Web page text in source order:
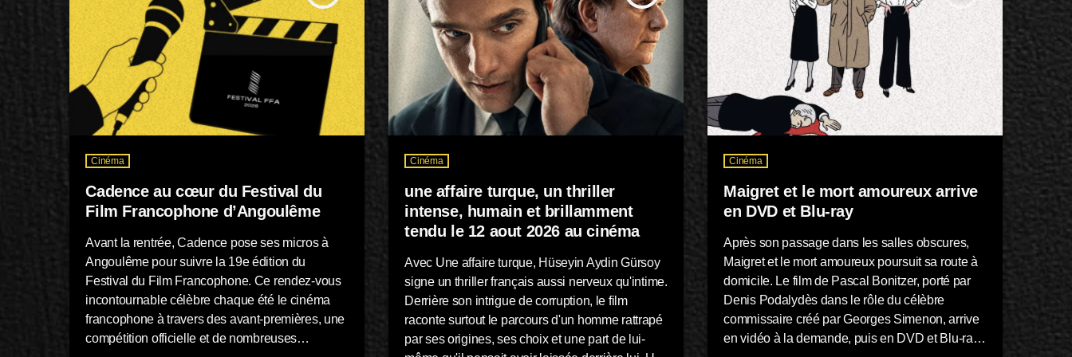
Cinéma
Cadence au cœur du Festival du
Film Francophone d’Angoulême
Avant la rentrée, Cadence pose ses micros à
Angoulême pour suivre la 19e édition du
Festival du Film Francophone. Ce rendez-vous
incontournable célèbre chaque été le cinéma
francophone à travers des avant-premières, une
compétition officielle et de nombreuses
Cinéma
une affaire turque, un thriller
intense, humain et brillamment
tendu le 12 aout 2026 au cinéma
Avec Une affaire turque, Hüseyin Aydin Gürsoy
signe un thriller français aussi nerveux qu'intime.
Derrière son intrigue de corruption, le film
raconte surtout le parcours d'un homme rattrapé
par ses origines, ses choix et une part de lui-
Cinéma
Maigret et le mort amoureux arrive
en DVD et Blu-ray
Après son passage dans les salles obscures,
Maigret et le mort amoureux poursuit sa route à
domicile. Le film de Pascal Bonitzer, porté par
Denis Podalydès dans le rôle du célèbre
commissaire créé par Georges Simenon, arrive
en vidéo à la demande, puis en DVD et Blu-ray.